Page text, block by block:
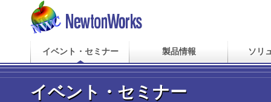
イベント・セミナー 製品情報 ソリ
イベント・セミナー